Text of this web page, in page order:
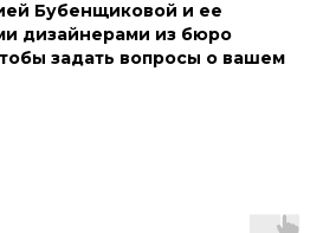
Бубенщиковой и ее
дизайнерами из бюро
задать вопросы о вашем